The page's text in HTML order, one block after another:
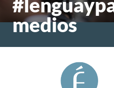
medios